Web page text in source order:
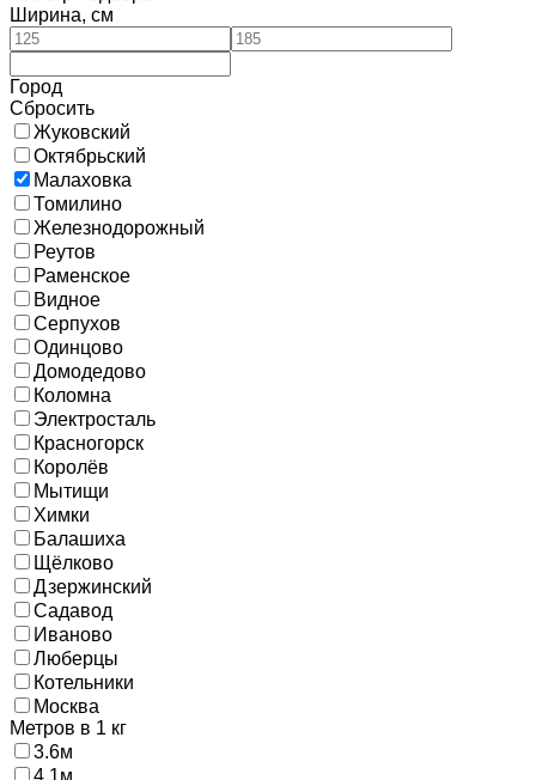
Ширина, см
Город
Сбросить
Жуковский
Октябрьский
Малаховка
Томилино
Железнодорожный
Реутов
Раменское
Видное
Серпухов
Одинцово
Домодедово
Коломна
Электросталь
Красногорск
Королёв
Мытищи
Химки
Балашиха
Щёлково
Дзержинский
Садавод
Иваново
Люберцы
Котельники
Москва
Метров в 1 кг
3.6м
4.1м